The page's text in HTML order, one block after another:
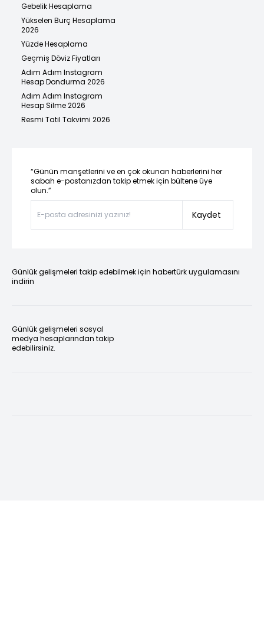
Gebelik Hesaplama
Yükselen Burç Hesaplama
2026
Yüzde Hesaplama
Geçmiş Döviz Fiyatları
Adım Adım Instagram
Hesap Dondurma 2026
Adım Adım Instagram
Hesap Silme 2026
Resmi Tatil Takvimi 2026
“Günün manşetlerini ve en çok okunan haberlerini her
sabah e-postanızdan takip etmek için bültene üye
olun.”
Kaydet
Günlük gelişmeleri takip edebilmek için habertürk uygulamasını
indirin
Günlük gelişmeleri sosyal
medya hesaplarından takip
edebilirsiniz.